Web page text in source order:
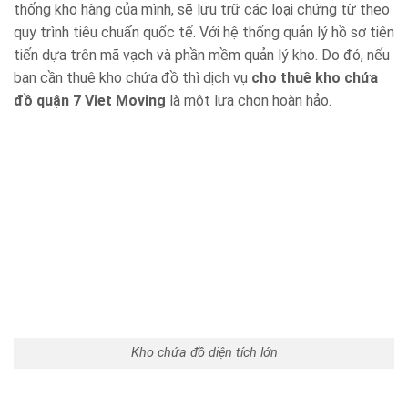
thống kho hàng của mình, sẽ lưu trữ các loại chứng từ theo
quy trình tiêu chuẩn quốc tế. Với hệ thống quản lý hồ sơ tiên
tiến dựa trên mã vạch và phần mềm quản lý kho. Do đó, nếu
bạn cần thuê kho chứa đồ thì dịch vụ cho thuê kho chứa
đồ quận 7 Viet Moving là một lựa chọn hoàn hảo.
Kho chứa đồ diện tích lớn